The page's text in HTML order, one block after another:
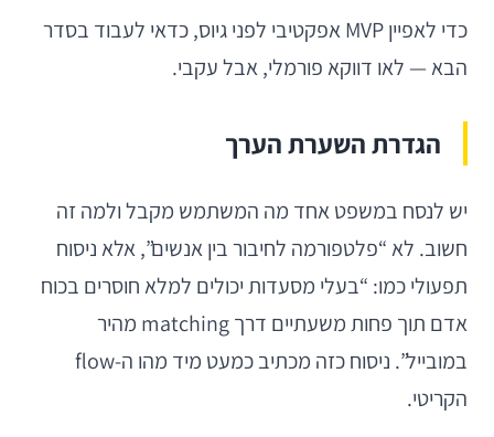
כדי לאפיין MVP אפקטיבי לפני גיוס, כדאי לעבוד בסדר
הבא — לאו דווקא פורמלי, אבל עקבי.
הגדרת השערת הערך
יש לנסח במשפט אחד מה המשתמש מקבל ולמה זה
חשוב. לא “פלטפורמה לחיבור בין אנשים”, אלא ניסוח
תפעולי כמו: “בעלי מסעדות יכולים למלא חוסרים בכוח
אדם תוך פחות משעתיים דרך matching מהיר
במובייל”. ניסוח כזה מכתיב כמעט מיד מהו ה-flow
הקריטי.